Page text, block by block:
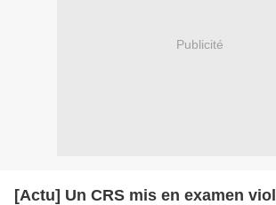
Publicité
[Actu] Un CRS mis en examen viol